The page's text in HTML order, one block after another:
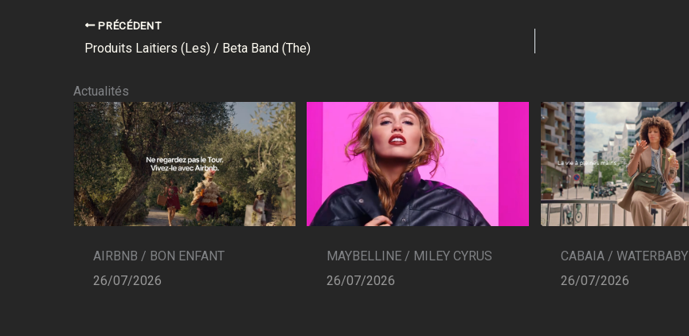
PRÉCÉDENT
Produits Laitiers (Les) / Beta Band (The)
Actualités
AIRBNB / BON ENFANT
26/07/2026
MAYBELLINE / MILEY CYRUS
26/07/2026
CABAIA / WATERBABY
26/07/2026